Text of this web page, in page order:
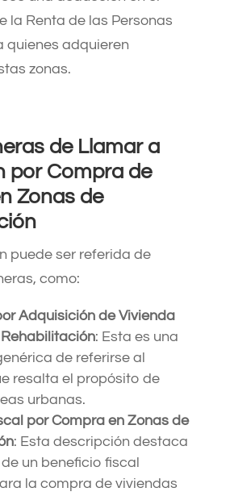
la Renta de las Personas
quienes adquieren
zonas.
de Llamar a
por Compra de
Zonas de
puede ser referida de
como:
Adquisición de Vivienda
: Esta es una
de referirse al
resalta el propósito de
urbanas.
por Compra en Zonas de
: Esta descripción destaca
un beneficio fiscal
la compra de viviendas